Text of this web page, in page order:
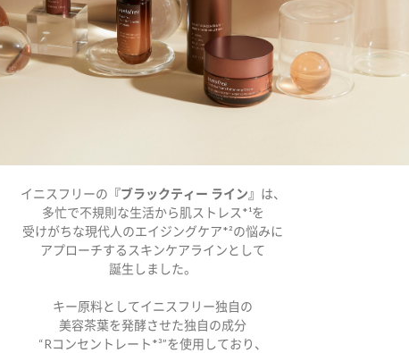
イニスフリーの 『ブラックティー ライン』 は、
多忙で不規則な生活から肌ストレス*¹を
受けがちな現代人のエイジングケア*²の悩みに
アプローチするスキンケアラインとして
誕生しました。
キー原料としてイニスフリー独自の
美容茶葉を発酵させた独自の成分
“Rコンセントレート*³”を使用しており、